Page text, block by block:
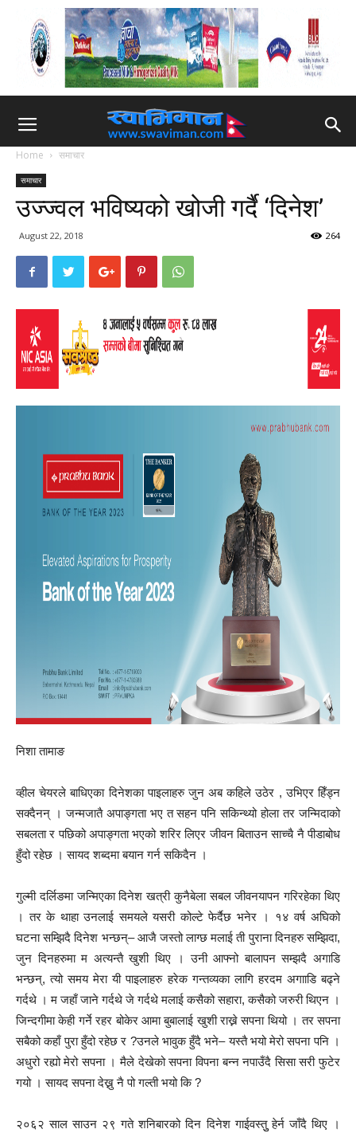
Home समाचार
समाचार
उज्ज्वल भविष्यको खोजी गर्दै ‘दिनेश’
August 22, 2018 264
निशा तामाङ
व्हील चेयरले बाधिएका दिनेशका पाइलाहरु जुन अब कहिले उठेर , उभिएर हिँड्न
सक्दैनन् । जन्मजातै अपाङ्गता भए त सहन पनि सकिन्थ्यो होला तर जन्मिदाको
सबलता र पछिको अपाङ्गता भएको शरिर लिएर जीवन बिताउन साच्चै नै पीडाबोध
हुँदो रहेछ । सायद शब्दमा बयान गर्न सकिदैन ।
गुल्मी दर्लिङमा जन्मिएका दिनेश खत्री कुनैबेला सबल जीवनयापन गरिरहेका थिए
। तर के थाहा उनलाई समयले यसरी कोल्टे फेर्दैछ भनेर । १४ वर्ष अघिको
घटना सम्झिदै दिनेश भन्छन्– आजै जस्तो लाग्छ मलाई ती पुराना दिनहरु सम्झिदा,
जुन दिनहरुमा म अत्यन्तै खुशी थिए । उनी आफ्नो बालापन सम्झदै अगाडि
भन्छन्, त्यो समय मेरा यी पाइलाहरु हरेक गन्तव्यका लागि हरदम अगााडि बढ्ने
गर्दथे । म जहाँ जाने गर्दथे जे गर्दथे मलाई कसैको सहारा, कसैको जरुरी थिएन ।
जिन्दगीमा केही गर्ने रहर बोकेर आमा बुबालाई खुशी राख्ने सपना थियो । तर सपना
सबैको कहाँ पुरा हुँदो रहेछ र ?उनले भावुक हुँदै भने– यस्तै भयो मेरो सपना पनि ।
अधुरो रह्यो मेरो सपना । मैले देखेको सपना विपना बन्न नपाउँदै सिसा सरी फुटेर
गयो । सायद सपना देख्नु नै पो गल्ती भयो कि ?
२०६२ साल साउन २९ गते शनिबारको दिन दिनेश गाईवस्तुु हेर्न जाँदै थिए ।